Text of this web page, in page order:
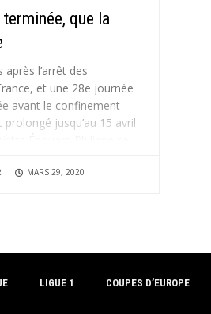
que la
l’arrêt des
et une 28e journée
avant le confinement
jusqu’au 15 avril
ou une...
MARS 29, 2020
LIGUE 1 COUPES D’EUROPE